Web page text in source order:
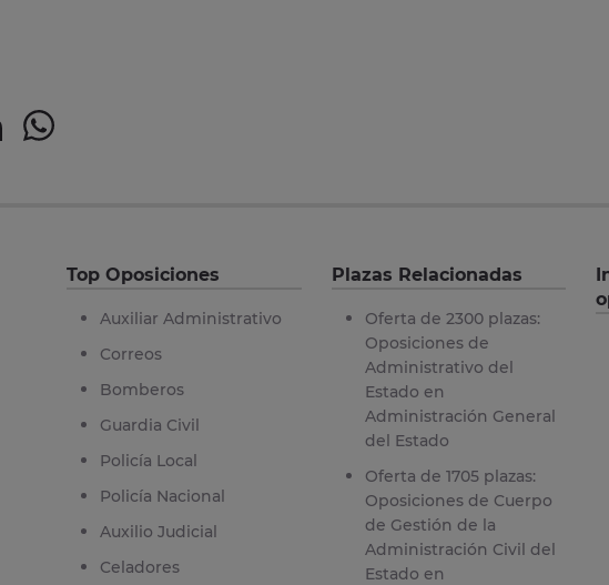
Top Oposiciones
Auxiliar Administrativo
Correos
Bomberos
Guardia Civil
Policía Local
Policía Nacional
Auxilio Judicial
Celadores
Plazas Relacionadas
Oferta de 2300 plazas:
Oposiciones de
Administrativo del
Estado en
Administración General
del Estado
Oferta de 1705 plazas:
Oposiciones de Cuerpo
de Gestión de la
Administración Civil del
Estado en